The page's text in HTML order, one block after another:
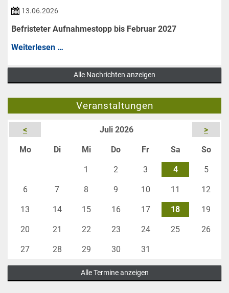
bis
fürs
Angeln
gesperrt
13.06.2026
Befristeter Aufnahmestopp bis Februar 2027
Weiterlesen …
2027
Alle Nachrichten anzeigen
Veranstaltungen
< Juli 2026 >
Montag DienstagMittwochDonnerstag
Freitag SamstagSo
1 2 3 4 5
6 7 8 9 10 11 12
13 14 15 16 17 18 19
20 21 22 23 24 25 26
27 28 29 30 31
Alle Termine anzeigen